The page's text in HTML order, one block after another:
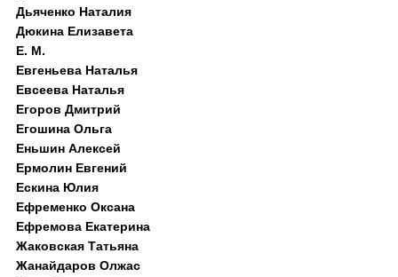
Дьяченко Наталия
Дюкина Елизавета
Е. М.
Евгеньева Наталья
Евсеева Наталья
Егоров Дмитрий
Егошина Ольга
Еньшин Алексей
Ермолин Евгений
Ескина Юлия
Ефременко Оксана
Ефремова Екатерина
Жаковская Татьяна
Жанайдаров Олжас